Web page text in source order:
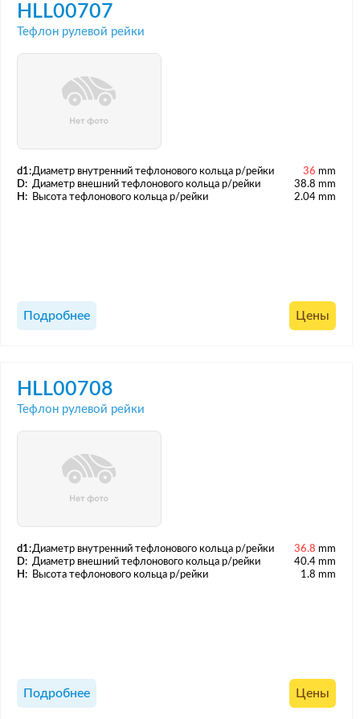
HLL00707
Тефлон рулевой рейки
d1:Диаметр внутренний тефлонового кольца р/рейки 36 mm
D: Диаметр внешний тефлонового кольца р/рейки
38.8 mm
H:
Высота тефлонового кольца р/рейки 2.04 mm
Подробнее Цены
HLL00708
Тефлон рулевой рейки
d1:Диаметр внутренний тефлонового кольца р/рейки 36.8 mm
D: Диаметр внешний тефлонового кольца р/рейки
40.4 mm
H:
Высота тефлонового кольца р/рейки 1.8 mm
Подробнее Цены